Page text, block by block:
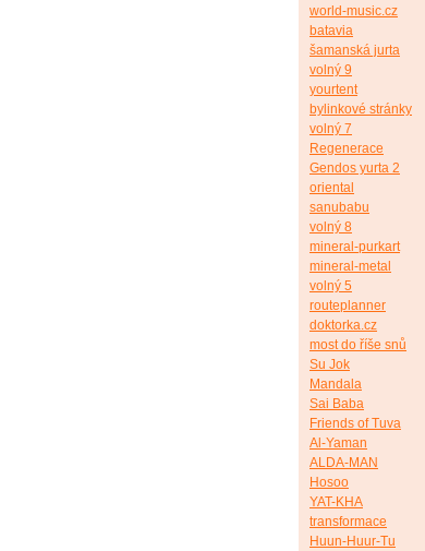
world-music.cz
batavia
šamanská jurta
volný 9
yourtent
bylinkové stránky
volný 7
Regenerace
Gendos yurta 2
oriental
sanubabu
volný 8
mineral-purkart
mineral-metal
volný 5
routeplanner
doktorka.cz
most do říše snů
Su Jok
Mandala
Sai Baba
Friends of Tuva
Al-Yaman
ALDA-MAN
Hosoo
YAT-KHA
transformace
Huun-Huur-Tu